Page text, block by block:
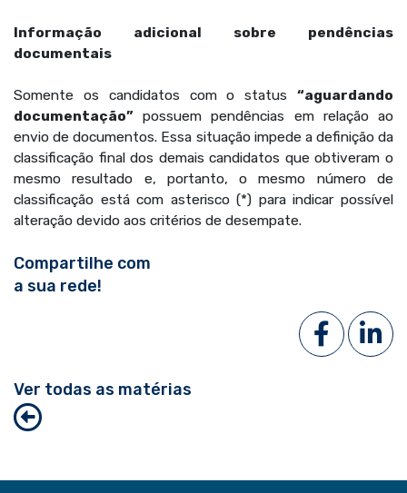
Informação adicional sobre pendências
documentais
Somente os candidatos com o status “aguardando
documentação” possuem pendências em relação ao
envio de documentos. Essa situação impede a definição da
classificação final dos demais candidatos que obtiveram o
mesmo resultado e, portanto, o mesmo número de
classificação está com asterisco (*) para indicar possível
alteração devido aos critérios de desempate.
Compartilhe com
a sua rede!
Ver todas as matérias